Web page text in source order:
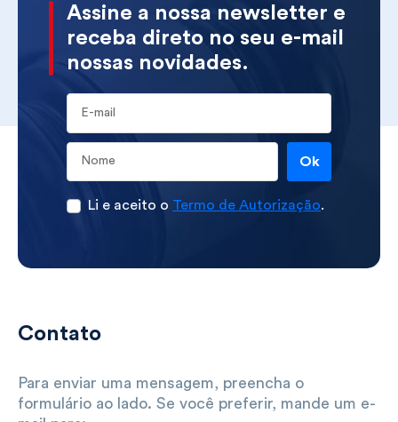
Assine a nossa newsletter e
receba direto no seu e-mail
nossas novidades.
Ok
Li e aceito o Termo de Autorização.
Contato
Para enviar uma mensagem, preencha o
formulário ao lado. Se você preferir, mande um e-